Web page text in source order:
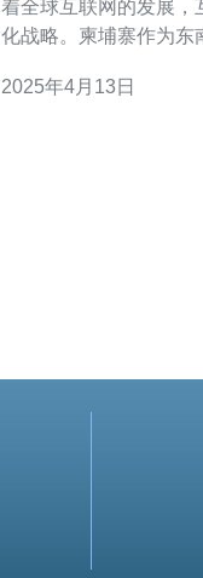
着全球互联网的发展，
化战略。柬埔寨作为东
体平台之一，近期在柬
2025年4月13日